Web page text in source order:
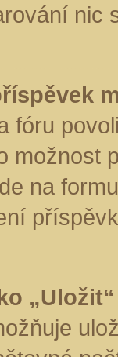
nic
fóru
možnost
na